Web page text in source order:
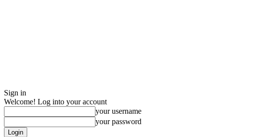
Sign in
Welcome! Log into your account
your username
your password